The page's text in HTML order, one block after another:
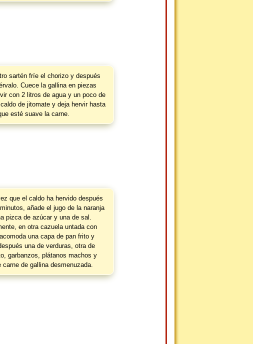
sartén fríe el chorizo y después
Cuece la gallina en piezas
con 2 litros de agua y un poco de
de jitomate y deja hervir hasta
esté suave la carne.
que el caldo ha hervido después
añade el jugo de la naranja
pizca de azúcar y una de sal.
en otra cazuela untada con
una capa de pan frito y
una de verduras, otra de
garbanzos, plátanos machos y
carne de gallina desmenuzada.